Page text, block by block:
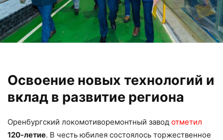
Освоение новых технологий и
вклад в развитие региона
Оренбургский локомотиворемонтный завод отметил
120-летие. В честь юбилея состоялось торжественное